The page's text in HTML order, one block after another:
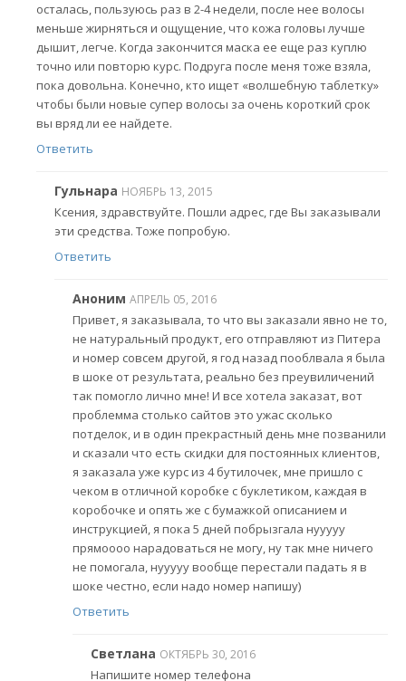
осталась, пользуюсь раз в 2-4 недели, после нее волосы
меньше жирняться и ощущение, что кожа головы лучше
дышит, легче. Когда закончится маска ее еще раз куплю
точно или повторю курс. Подруга после меня тоже взяла,
пока довольна. Конечно, кто ищет «волшебную таблетку»
чтобы были новые супер волосы за очень короткий срок
вы вряд ли ее найдете.
Ответить
Гульнара НОЯБРЬ 13, 2015
Ксения, здравствуйте. Пошли адрес, где Вы заказывали
эти средства. Тоже попробую.
Ответить
Аноним АПРЕЛЬ 05, 2016
Привет, я заказывала, то что вы заказали явно не то,
не натуральный продукт, его отправляют из Питера
и номер совсем другой, я год назад пооблвала я была
в шоке от результата, реально без преувиличений
так помогло лично мне! И все хотела заказат, вот
проблемма столько сайтов это ужас сколько
потделок, и в один прекрастный день мне позванили
и сказали что есть скидки для постоянных клиентов,
я заказала уже курс из 4 бутилочек, мне пришло с
чеком в отличной коробке с буклетиком, каждая в
коробочке и опять же с бумажкой описанием и
инструкцией, я пока 5 дней побрызгала нууууу
прямоооо нарадоваться не могу, ну так мне ничего
не помогала, нууууу вообще перестали падать я в
шоке честно, если надо номер напишу)
Ответить
Светлана ОКТЯБРЬ 30, 2016
Напишите номер телефона